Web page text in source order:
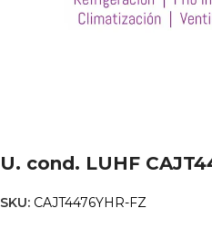
U. cond. LUHF
SKU: CAJT4476YHR-FZ